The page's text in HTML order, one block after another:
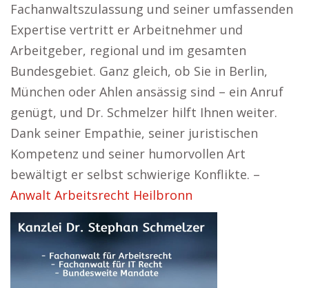
Fachanwaltszulassung und seiner umfassenden
Expertise vertritt er Arbeitnehmer und
Arbeitgeber, regional und im gesamten
Bundesgebiet. Ganz gleich, ob Sie in Berlin,
München oder Ahlen ansässig sind – ein Anruf
genügt, und Dr. Schmelzer hilft Ihnen weiter.
Dank seiner Empathie, seiner juristischen
Kompetenz und seiner humorvollen Art
bewältigt er selbst schwierige Konflikte. –
Anwalt Arbeitsrecht Heilbronn